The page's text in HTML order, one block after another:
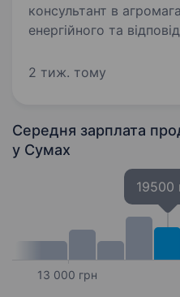
консультант в
енергійного та
в агромагазин. Ми пропонуємо: Офіційне
2 тиж. тому
Середня зарплата
у Сумах
13 000 грн
19500